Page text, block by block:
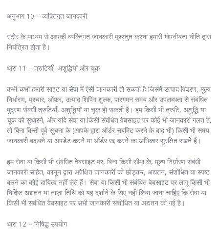
अनुभाग 10 – व्यक्तिगत जानकारी
स्टोर के माध्यम से आपकी व्यक्तिगत जानकारी प्रस्तुत करना हमारी गोपनीयता नीति द्वारा
नियंत्रित होता है।
धारा 11 – त्रुटियाँ, अशुद्धियाँ और चूक
कभी-कभी हमारी साइट या सेवा में ऐसी जानकारी हो सकती है जिसमें उत्पाद विवरण, मूल्य
निर्धारण, प्रचार, ऑफ़र, उत्पाद शिपिंग शुल्क, पारगमन समय और उपलब्धता से संबंधित
मुद्रण संबंधी त्रुटियाँ, अशुद्धियाँ या चूक हो सकती हैं। हम किसी भी त्रुटि, अशुद्धि या
चूक को सुधारने, और यदि सेवा या किसी संबंधित वेबसाइट पर कोई भी जानकारी गलत है,
तो बिना किसी पूर्व सूचना के (आपके द्वारा ऑर्डर सबमिट करने के बाद भी) किसी भी समय
जानकारी बदलने या अपडेट करने या ऑर्डर रद्द करने का अधिकार सुरक्षित रखते हैं।
हम सेवा या किसी भी संबंधित वेबसाइट पर, बिना किसी सीमा के, मूल्य निर्धारण संबंधी
जानकारी सहित, कानून द्वारा अपेक्षित जानकारी को छोड़कर, अद्यतन, संशोधित या स्पष्ट
करने का कोई दायित्व नहीं लेते हैं। सेवा या किसी भी संबंधित वेबसाइट पर लागू किसी भी
निर्दिष्ट अद्यतन या ताज़ा तिथि को यह दर्शाने के लिए नहीं लिया जाना चाहिए कि सेवा या
किसी भी संबंधित वेबसाइट पर सभी जानकारी संशोधित या अद्यतन की गई है।
धारा 12 – निषिद्ध उपयोग